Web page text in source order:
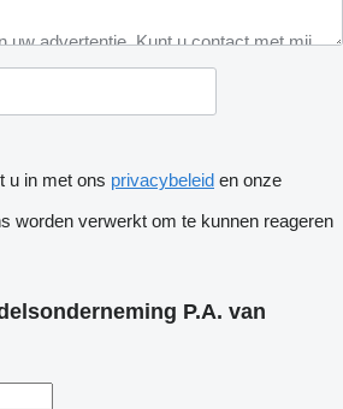
u in met ons privacybeleid en onze
worden verwerkt om te kunnen reageren
P.A. van